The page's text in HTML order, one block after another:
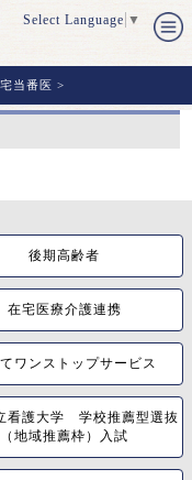
Select Language ▼
当番医 >
後期高齢者
在宅医療介護連携
ワンストップサービス
看護大学 学校推薦型選抜
（地域推薦枠）入試